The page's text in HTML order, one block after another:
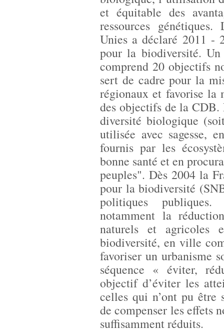
et équitable des
ressources génétiques.
Unies a déclaré 2011 -
pour la biodiversité.
comprend 20 objectifs
sert de cadre pour la
régionaux et favorise la
des objectifs de la
diversité biologique
utilisée avec sagesse,
fournis par les
bonne santé et en
peuples". Dès 2004 la
pour la biodiversité
politiques
notamment la
naturels et agricoles
biodiversité, en ville
favoriser un urbanisme
séquence « éviter,
objectif d’éviter les
celles qui n’ont pu être
de compenser les effets
suffisamment réduits.